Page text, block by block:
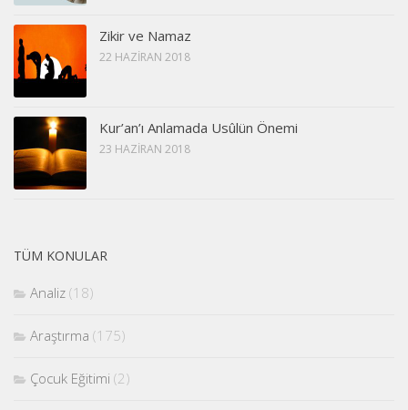
Zikir ve Namaz
22 HAZIRAN 2018
Kur’an’ı Anlamada Usûlün Önemi
23 HAZIRAN 2018
TÜM KONULAR
Analiz (18)
Araştırma (175)
Çocuk Eğitimi (2)